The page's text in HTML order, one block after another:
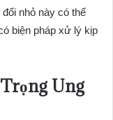
nhỏ này có thể
biện pháp xử lý kịp
Ung